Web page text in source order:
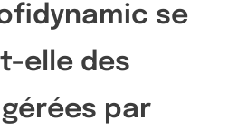
se
elle des
par